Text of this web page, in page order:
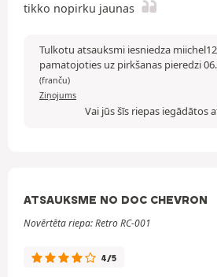
tikko nopirku jaunas
Tulkotu atsauksmi iesniedza
pamatojoties uz pirkšanas pieredzi
(franču)
Ziņojums
Vai jūs šīs riepas iegādātos
ATSAUKSME NO DOC CHEVRON
Novērtēta riepa: Retro RC-001
4/5